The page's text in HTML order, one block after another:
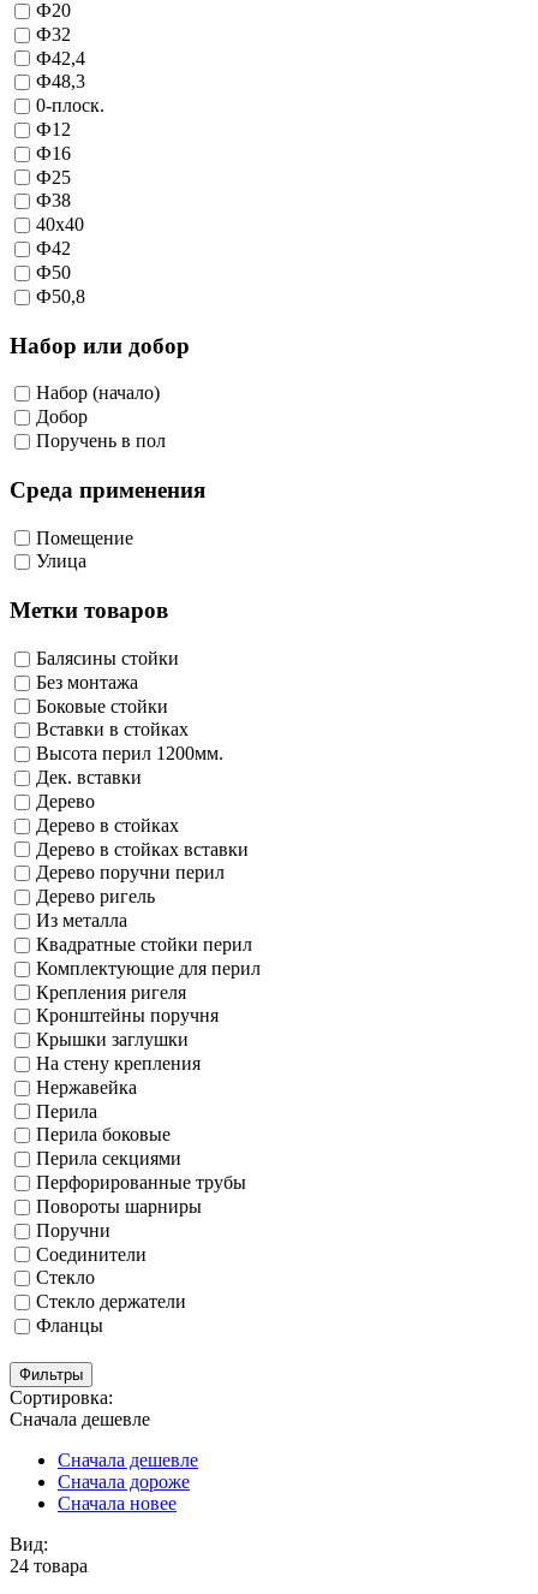
Ф20
Ф32
Ф42,4
Ф48,3
0-плоск.
Ф12
Ф16
Ф25
Ф38
40х40
Ф42
Ф50
Ф50,8
Набор или добор
Набор (начало)
Добор
Поручень в пол
Среда применения
Помещение
Улица
Метки товаров
Балясины стойки
Без монтажа
Боковые стойки
Вставки в стойках
Высота перил 1200мм.
Дек. вставки
Дерево
Дерево в стойках
Дерево в стойках вставки
Дерево поручни перил
Дерево ригель
Из металла
Квадратные стойки перил
Комплектующие для перил
Крепления ригеля
Кронштейны поручня
Крышки заглушки
На стену крепления
Нержавейка
Перила
Перила боковые
Перила секциями
Перфорированные трубы
Повороты шарниры
Поручни
Соединители
Стекло
Стекло держатели
Фланцы
Фильтры
Сортировка:
Сначала дешевле
Сначала дешевле
Сначала дороже
Сначала новее
Вид:
24 товара